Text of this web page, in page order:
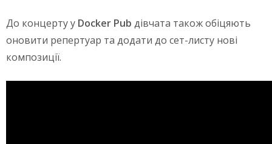
До концерту у Docker Pub дівчата також обіцяють
оновити репертуар та додати до сет-листу нові
композиції.